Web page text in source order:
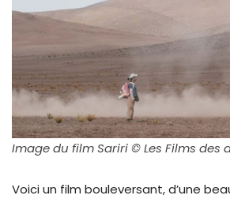
Image du film Sariri © Les Films des
Voici un film bouleversant, d’une